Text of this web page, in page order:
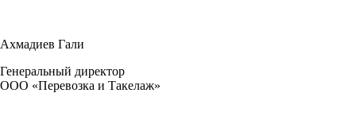
Ахм адиев Гали
Генеральный дирек тор
ООО «Перевозка и Такелаж»